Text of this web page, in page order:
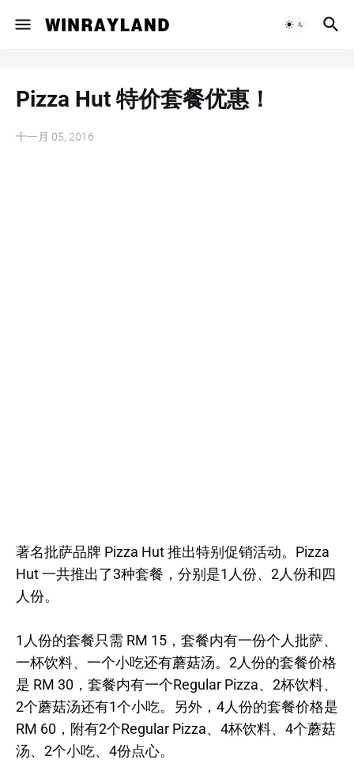
Pizza Hut 特价套餐优惠！
十一月 05, 2016
著名批萨品牌 Pizza Hut 推出特别促销活动。Pizza
Hut 一共推出了3种套餐，分别是1人份、2人份和四
人份。
1人份的套餐只需 RM 15，套餐内有一份个人批萨、
一杯饮料、一个小吃还有蘑菇汤。2人份的套餐价格
是 RM 30，套餐内有一个Regular Pizza、2杯饮料、
2个蘑菇汤还有1个小吃。另外，4人份的套餐价格是
RM 60，附有2个Regular Pizza、4杯饮料、4个蘑菇
汤、2个小吃、4份点心。